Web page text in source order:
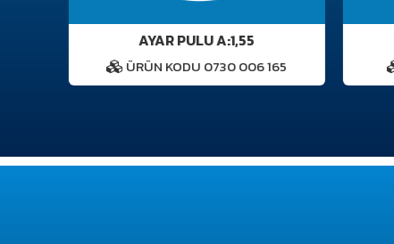
AYAR PULU A:1,55
ÜRÜN KODU 0730 006 165